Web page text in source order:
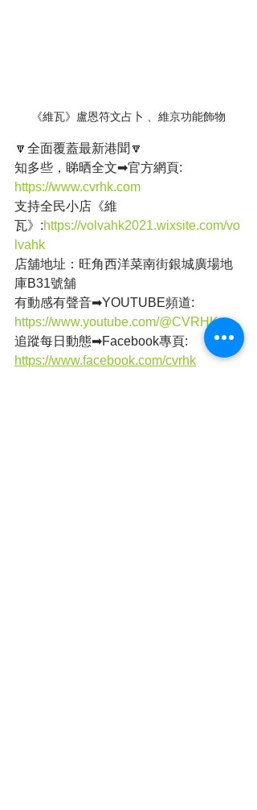
《維瓦》盧恩符文占卜 、維京功能飾物
🔽全面覆蓋最新港聞🔽
知多些，睇晒全文➡官方網頁:
https://www.cvrhk.com
支持全民小店《維
瓦》:https://volvahk2021.wixsite.com/vo
lvahk
店舖地址：旺角西洋菜南街銀城廣場地
庫B31號舖
有動感有聲音➡YOUTUBE頻道:
https://www.youtube.com/@CVRHK
追蹤每日動態➡Facebook專頁:
https://www.facebook.com/cvrhk